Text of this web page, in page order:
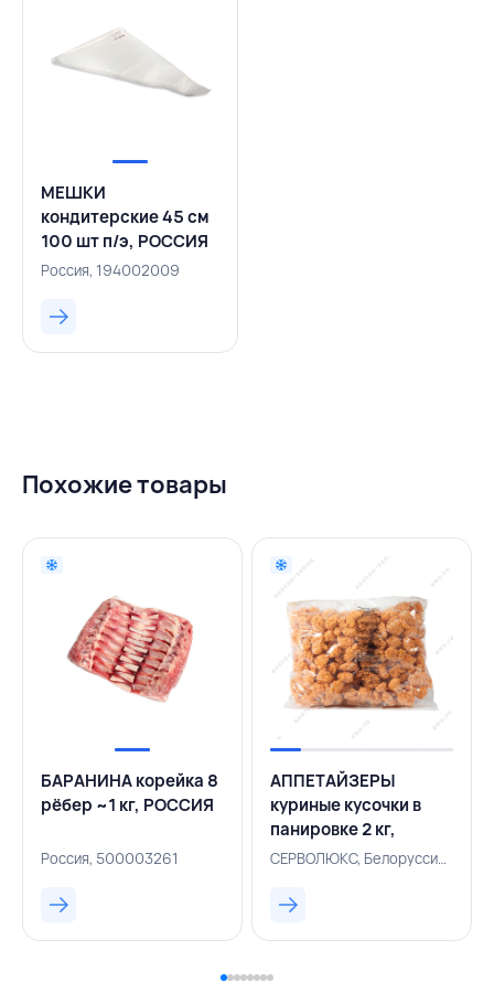
МЕШКИ
кондитерские 45 см
100 шт п/э, РОССИЯ
Россия, 194002009
Похожие товары
БАРАНИНА корейка 8
рёбер ~1 кг, РОССИЯ
Россия, 500003261
АППЕТАЙЗЕРЫ
куриные кусочки в
панировке 2 кг,
калибр, СЕРВОЛЮКС,СЕРВОЛЮКС, Белоруссия, 500003111